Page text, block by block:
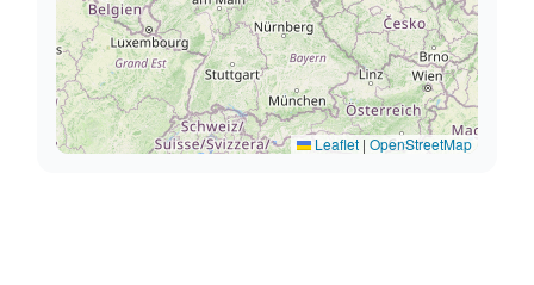
Leaflet | OpenStreetMap